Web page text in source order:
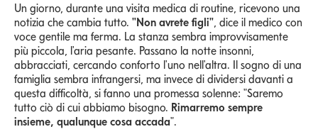
Un giorno, durante una visita medica di routine, ricevono una
notizia che cambia tutto. "Non avrete figli" , dice il medico con
voce gentile ma ferma. La stanza sembra improvvisamente
più piccola, l'aria pesante. Passano la notte insonni,
abbracciati, cercando conforto l'uno nell'altra. Il sogno di una
famiglia sembra infrangersi, ma invece di dividersi davanti a
questa difficoltà, si fanno una promessa solenne: "Saremo
tutto ciò di cui abbiamo bisogno. Rimarremo sempre
insieme, qualunque cosa accada".